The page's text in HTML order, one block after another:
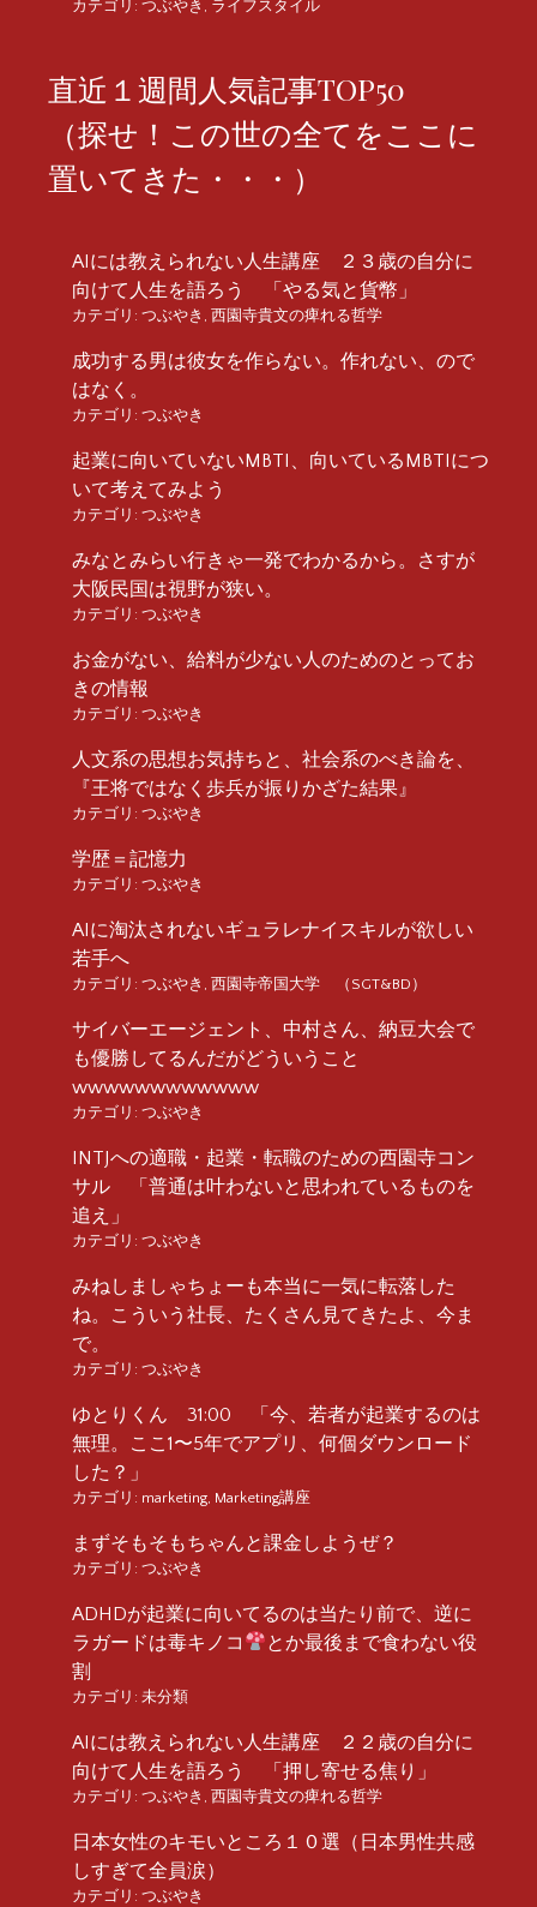
カテゴリ: つぶやき ライフスタイル
直近１週間人気記事TOP50
（探せ！この世の全てをここに
置いてきた・・・）
AIには教えられない人生講座 ２３歳の自分に
向けて人生を語ろう 「やる気と貨幣」
カテゴリ: つぶやき 西園寺貴文の痺れる哲学
成功する男は彼女を作らない。作れない、ので
はなく。
カテゴリ: つぶやき
起業に向いていないMBTI、向いているMBTIにつ
いて考えてみよう
カテゴリ: つぶやき
みなとみらい行きゃ一発でわかるから。さすが
大阪民国は視野が狭い。
カテゴリ: つぶやき
お金がない、給料が少ない人のためのとってお
きの情報
カテゴリ: つぶやき
人文系の思想お気持ちと、社会系のべき論を、
『王将ではなく歩兵が振りかざた結果』
カテゴリ: つぶやき
学歴＝記憶力
カテゴリ: つぶやき
AIに淘汰されないギュラレナイスキルが欲しい
若手へ
カテゴリ: つぶやき 西園寺帝国大学 （SGT&BD）
サイバーエージェント、中村さん、納豆大会で
も優勝してるんだがどういうこと
wwwwwwwwwwww
カテゴリ: つぶやき
INTJへの適職・起業・転職のための西園寺コン
サル 「普通は叶わないと思われているものを
追え」
カテゴリ: つぶやき
みねしましゃちょーも本当に一気に転落した
ね。こういう社長、たくさん見てきたよ、今ま
で。
カテゴリ: つぶやき
ゆとりくん 31:00 「今、若者が起業するのは
無理。ここ1〜5年でアプリ、何個ダウンロード
した？」
カテゴリ: marketing Marketing講座
まずそもそもちゃんと課金しようぜ？
カテゴリ: つぶやき
ADHDが起業に向いてるのは当たり前で、逆に
ラガードは毒キノコ
とか最後まで食わない役
割
カテゴリ: 未分類
AIには教えられない人生講座 ２２歳の自分に
向けて人生を語ろう 「押し寄せる焦り」
カテゴリ: つぶやき 西園寺貴文の痺れる哲学
日本女性のキモいところ１０選（日本男性共感
しすぎて全員涙）
カテゴリ: つぶやき